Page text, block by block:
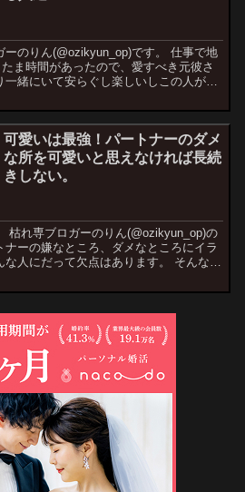
ま時間があったので、愛すべき元彼さ
可愛いは最強！パートナーのダメ
な所を可愛いと思えなければ長続
きしない。